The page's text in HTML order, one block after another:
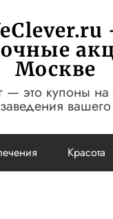
Москве
— это купоны на
Красота